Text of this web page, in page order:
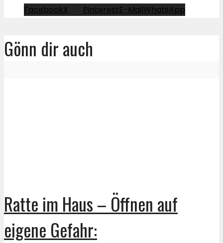
FacebookX PinterestE-MailWhatsApp
Gönn dir auch
Ratte im Haus – Öffnen auf
eigene Gefahr: